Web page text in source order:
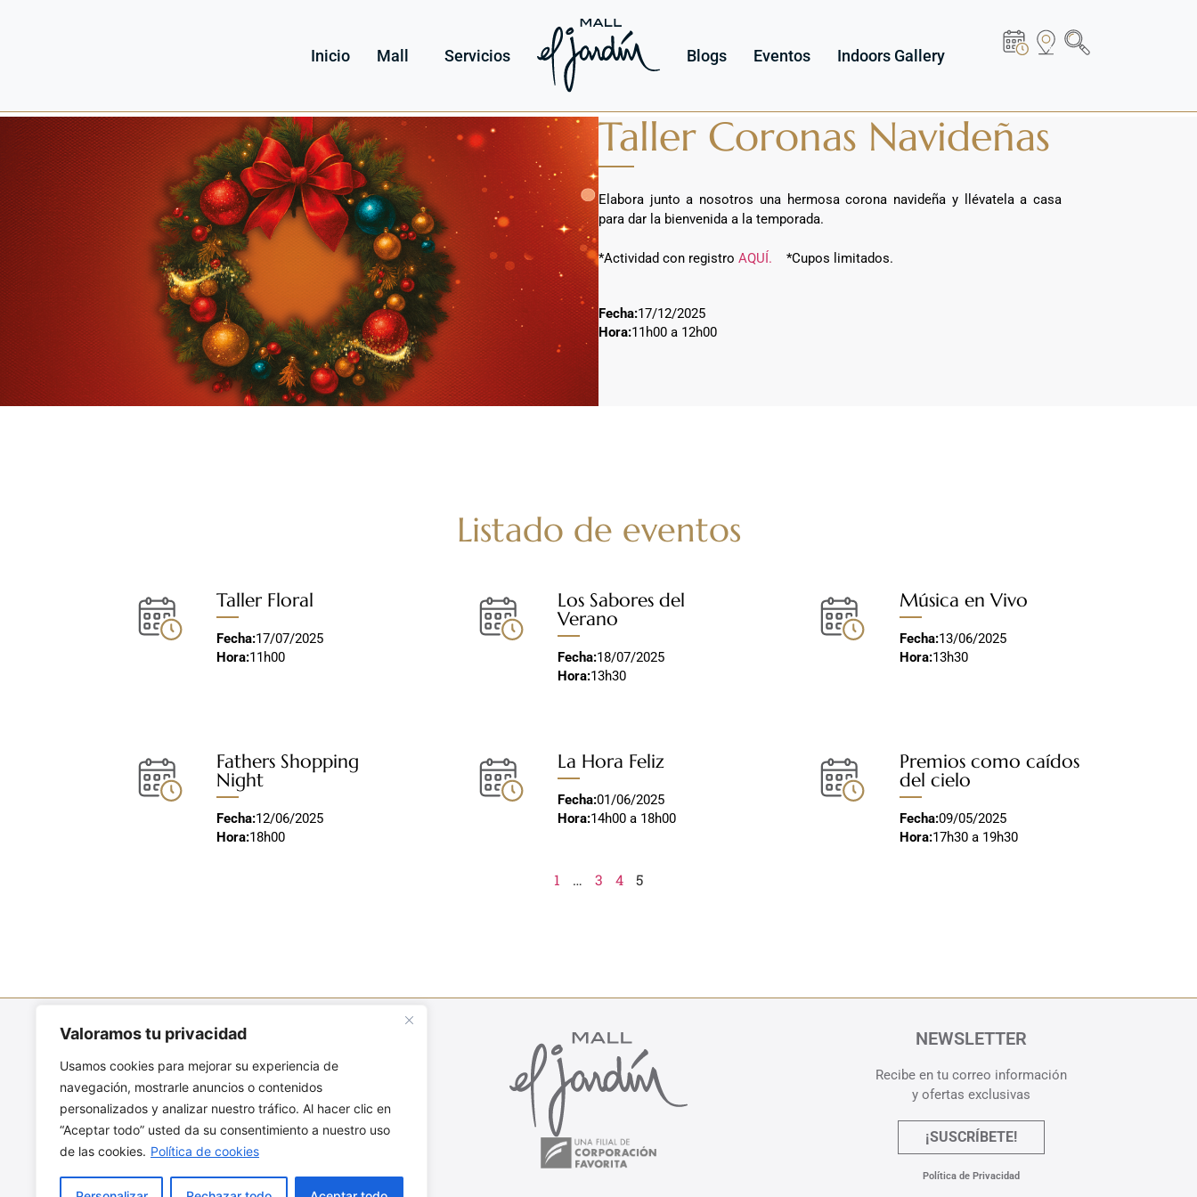
Valoramos tu privacidad
Usamos cookies para mejorar su experiencia de
navegación, mostrarle anuncios o contenidos
personalizados y analizar nuestro tráfico. Al hacer clic en
“Aceptar todo” usted da su consentimiento a nuestro uso
de las cookies. Política de cookies
Inicio Mall Servicios Blogs Eventos Indoors Gallery
Taller Coronas Navideñas
Elabora junto a nosotros una hermosa corona navideña y llévatela a casa
para dar la bienvenida a la temporada.
*Actividad con registro AQUÍ. *Cupos limitados.
Fecha:17/12/2025
Hora:11h00 a 12h00
Listado de eventos
Taller Floral
Fecha:17/07/2025
Hora:11h00
Los Sabores del
Verano
Fecha:18/07/2025
Hora:13h30
Música en Vivo
Fecha:13/06/2025
Hora:13h30
Fathers Shopping
Night
Fecha:12/06/2025
Hora:18h00
La Hora Feliz
Fecha:01/06/2025
Hora:14h00 a 18h00
Premios como caídos
del cielo
Fecha:09/05/2025
Hora:17h30 a 19h30
1 … 3 4 5
ENCUÉNTRANOS
Av. Amazonas N6-144 y República,
esquina
Quito – Ecuador
+593 - 2 2980 300
NEWSLETTER
Recibe en tu correo información
y ofertas exclusivas
¡SUSCRÍBETE!
Política de Privacidad